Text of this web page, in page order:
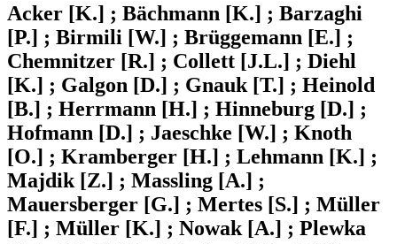
Acker [K.] ; Bächmann [K.] ; Barzaghi
[P.] ; Birmili [W.] ; Brüggemann [E.] ;
Chemnitzer [R.] ; Collett [J.L.] ; Diehl
[K.] ; Galgon [D.] ; Gnauk [T.] ; Heinold
[B.] ; Herrmann [H.] ; Hinneburg [D.] ;
Hofmann [D.] ; Jaeschke [W.] ; Knoth
[O.] ; Kramberger [H.] ; Lehmann [K.] ;
Majdik [Z.] ; Massling [A.] ;
Mauersberger [G.] ; Mertes [S.] ; Müller
[F.] ; Müller [K.] ; Nowak [A.] ; Plewka